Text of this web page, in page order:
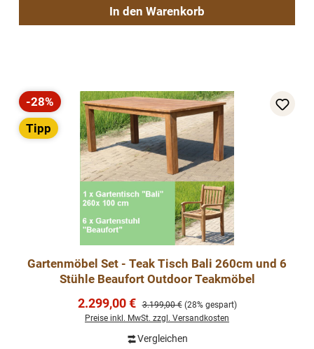
In den Warenkorb
Rabatt
-28%
Tipp
Gartenmöbel Set - Teak Tisch Bali 260cm und 6
Stühle Beaufort Outdoor Teakmöbel
Verkaufspreis:
2.299,00 € Regulärer Preis:
3.199,00 € (28% gespart)
Preise inkl. MwSt. zzgl. Versandkosten
Vergleichen